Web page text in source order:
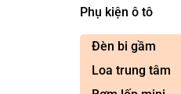
Phụ kiện ô tô
Đèn bi gầm
Loa trung tâm